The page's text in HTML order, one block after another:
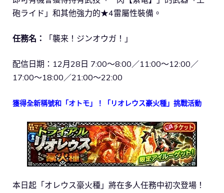
砲ライド」和其他強力的★4雷屬性裝備。
任務名： 「襲来！ジンオウガ！」
配信日期：12月28日 7:00～8:00／11:00～12:00／
17:00～18:00／21:00～22:00
獲得全新稱號和「オトモ」！「リオレウス豪火種」挑戰活動
本日起「オレウス豪火種」將在多人任務中初次登場！